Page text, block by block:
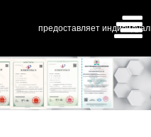
предоставляет